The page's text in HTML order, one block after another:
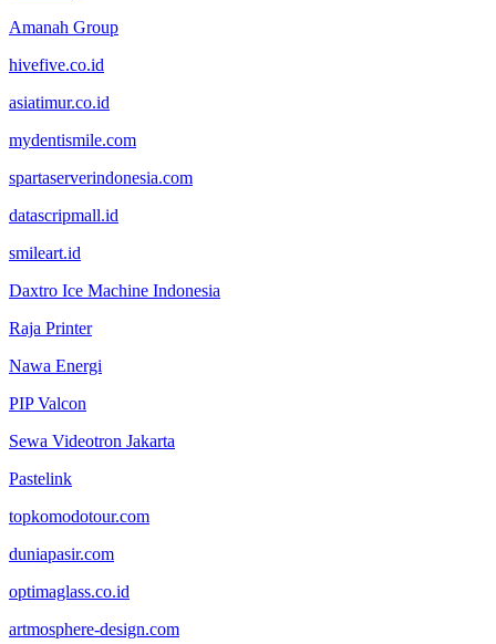
Amanah Group
hivefive.co.id
asiatimur.co.id
mydentismile.com
spartaserverindonesia.com
datascripmall.id
smileart.id
Daxtro Ice Machine Indonesia
Raja Printer
Nawa Energi
PIP Valcon
Sewa Videotron Jakarta
Pastelink
topkomodotour.com
duniapasir.com
optimaglass.co.id
artmosphere-design.com